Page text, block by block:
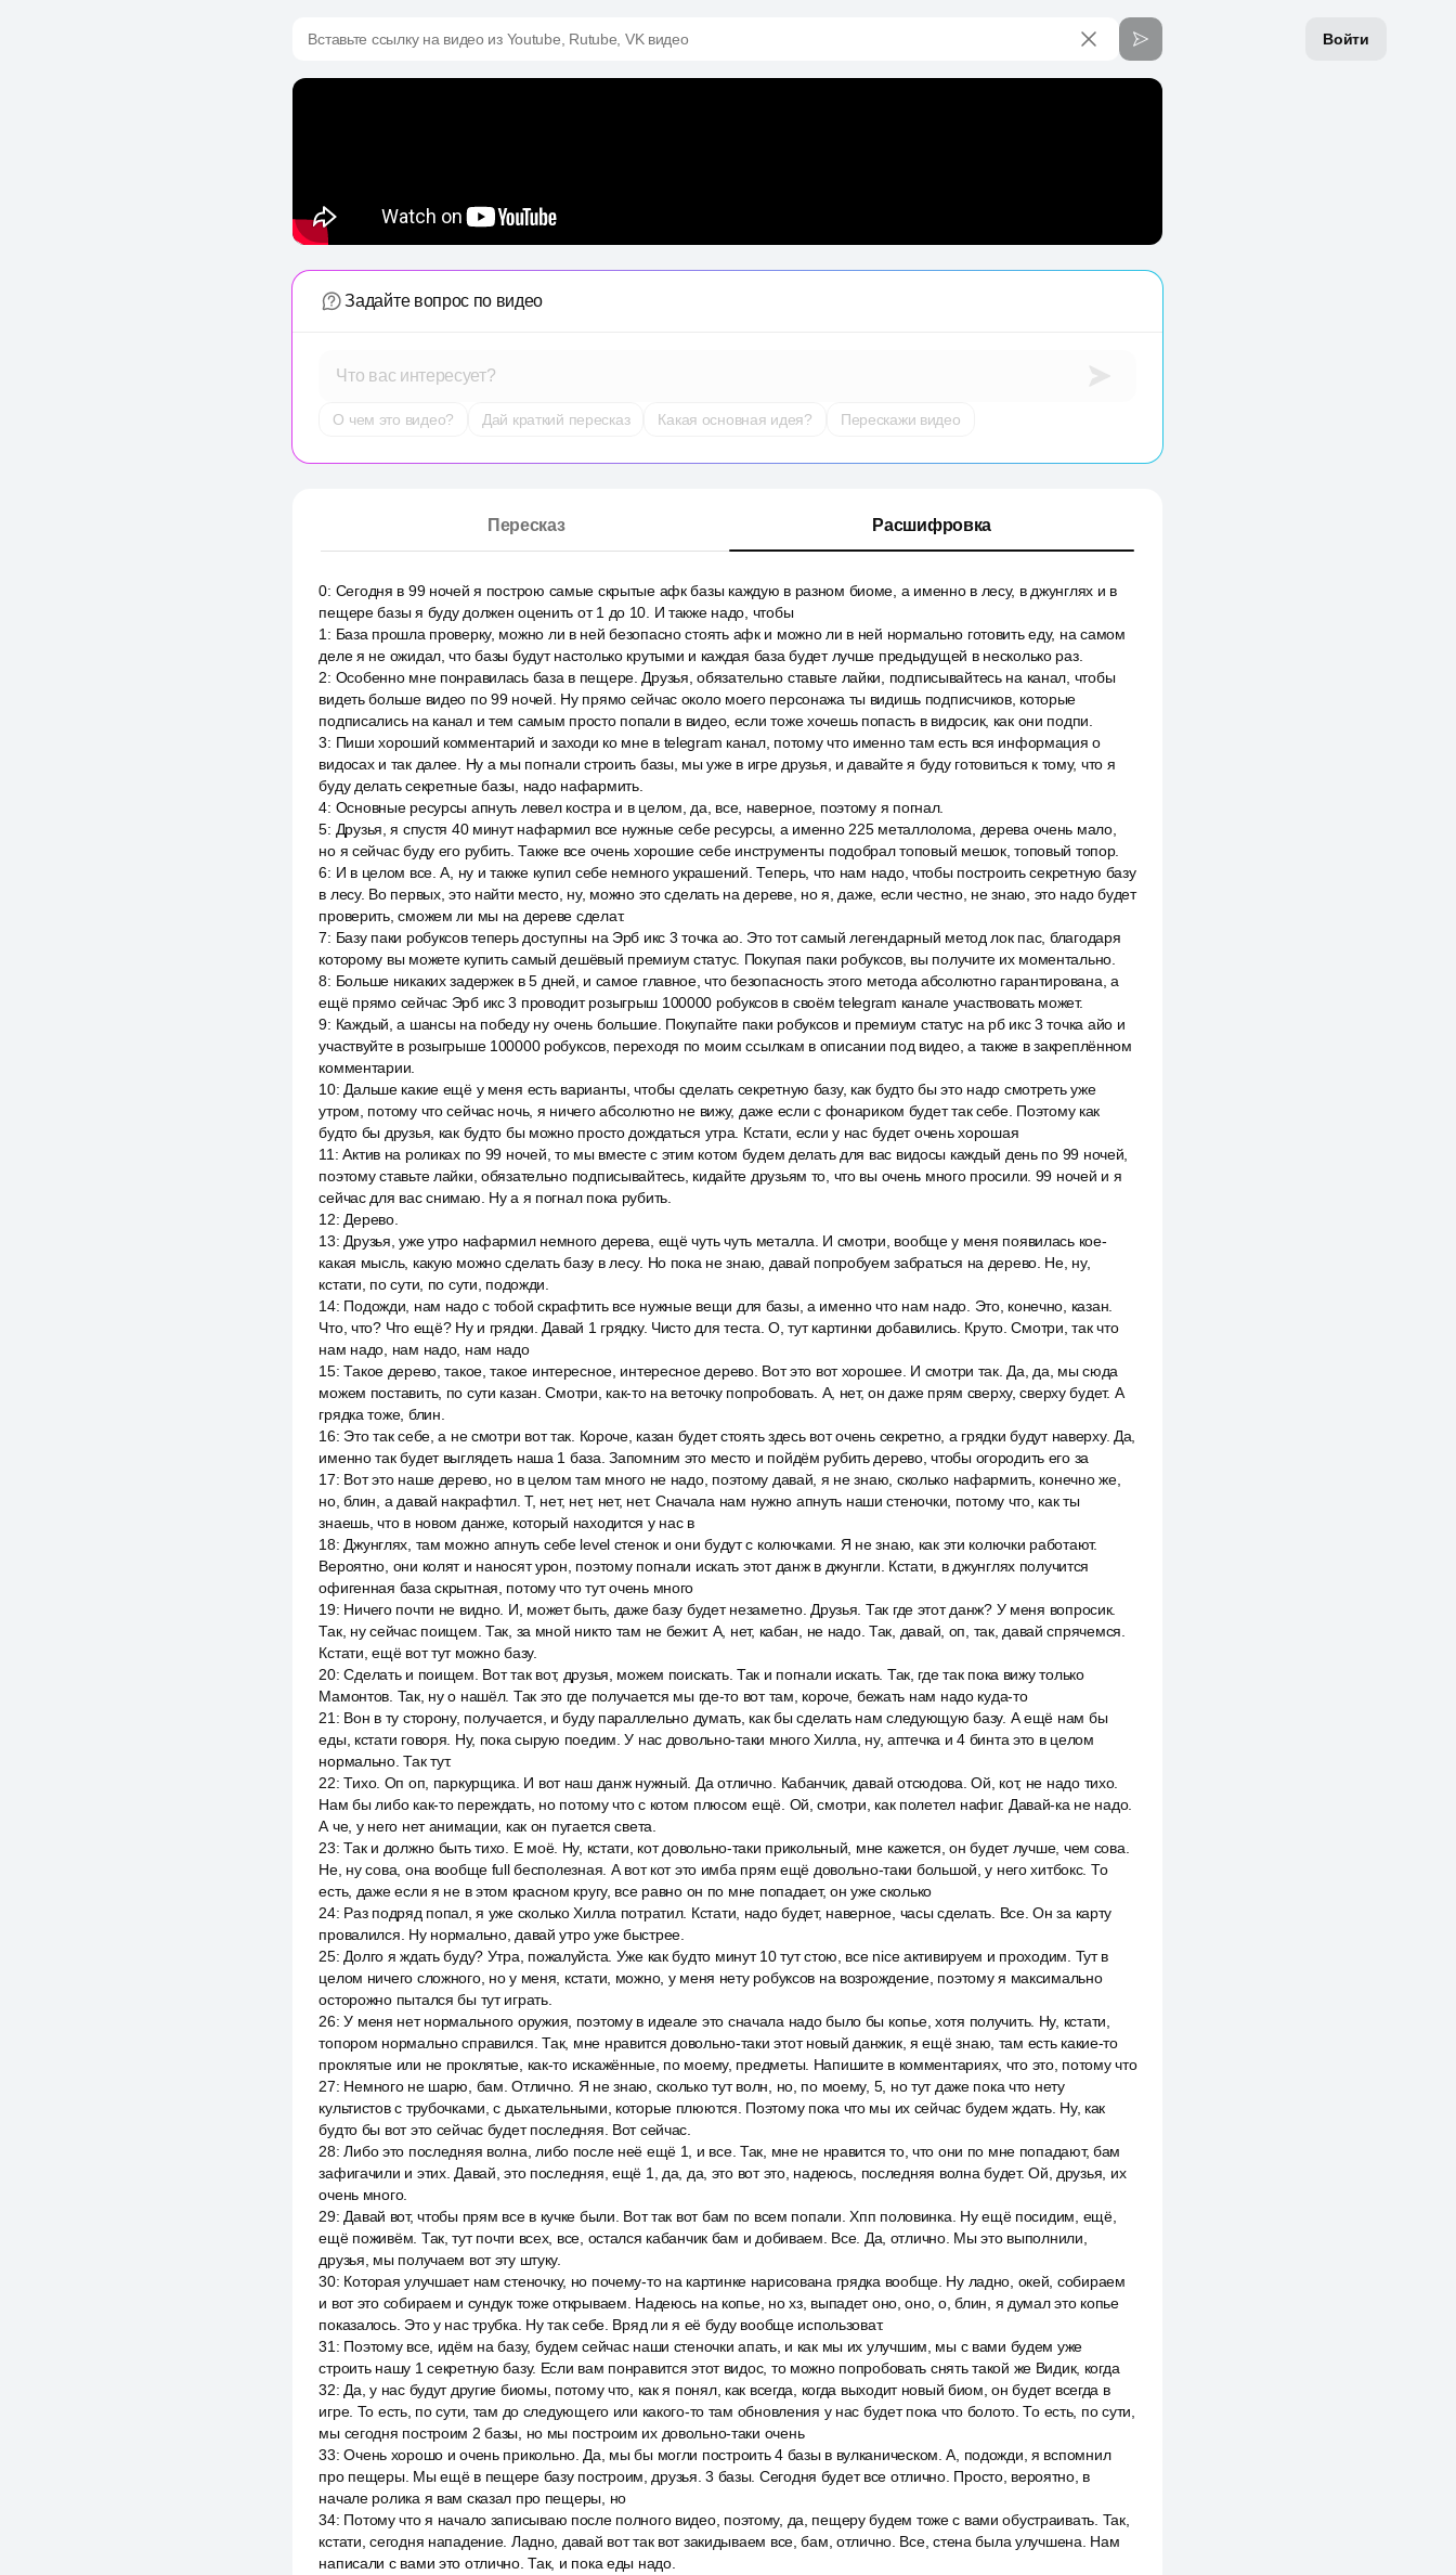
Войти
Вставьте ссылку на видео из Youtube, Rutube, VK видео
Задайте вопрос по видео
Что вас интересует?
О чем это видео? Дай краткий пересказ Какая основная идея? Перескажи видео
Пересказ Расшифровка
0: Сегодня в 99 ночей я построю самые скрытые афк базы каждую в разном биоме, а именно в лесу, в джунглях и в
пещере базы я буду должен оценить от 1 до 10. И также надо, чтобы
1 : База прошла проверку, можно ли в ней безопасно стоять афк и можно ли в ней нормально готовить еду, на самом
деле я не ожидал, что базы будут настолько крутыми и каждая база будет лучше предыдущей в несколько раз.
2: Особенно мне понравилась база в пещере. Друзья, обязательно ставьте лайки, подписывайтесь на канал, чтобы
видеть больше видео по 99 ночей. Ну прямо сейчас около моего персонажа ты видишь подписчиков, которые
подписались на канал и тем самым просто попали в видео, если тоже хочешь попасть в видосик, как они подпи.
3: Пиши хороший комментарий и заходи ко мне в telegram канал, потому что именно там есть вся информация о
видосах и так далее. Ну а мы погнали строить базы, мы уже в игре друзья, и давайте я буду готовиться к тому, что я
буду делать секретные базы, надо нафармить.
4: Основные ресурсы апнуть левел костра и в целом, да, все, наверное, поэтому я погнал.
5: Друзья, я спустя 40 минут нафармил все нужные себе ресурсы, а именно 225 металлолома, дерева очень мало,
но я сейчас буду его рубить. Также все очень хорошие себе инструменты подобрал топовый мешок, топовый топор.
6: И в целом все. А, ну и также купил себе немного украшений. Теперь, что нам надо, чтобы построить секретную базу
в лесу. Во первых, это найти место, ну, можно это сделать на дереве, но я, даже, если честно, не знаю, это надо будет
проверить, сможем ли мы на дереве сделат.
7: Базу паки робуксов теперь доступны на Эрб икс 3 точка ао. Это тот самый легендарный метод лок пас, благодаря
которому вы можете купить самый дешёвый премиум статус. Покупая паки робуксов, вы получите их моментально.
8: Больше никаких задержек в 5 дней, и самое главное, что безопасность этого метода абсолютно гарантирована, а
ещё прямо сейчас Эрб икс 3 проводит розыгрыш 100000 робуксов в своём telegram канале участвовать может.
9: Каждый, а шансы на победу ну очень большие. Покупайте паки робуксов и премиум статус на рб икс 3 точка айо и
участвуйте в розыгрыше 100000 робуксов, переходя по моим ссылкам в описании под видео, а также в закреплённом
комментарии.
10: Дальше какие ещё у меня есть варианты, чтобы сделать секретную базу, как будто бы это надо смотреть уже
утром, потому что сейчас ночь, я ничего абсолютно не вижу, даже если с фонариком будет так себе. Поэтому как
будто бы друзья, как будто бы можно просто дождаться утра. Кстати, если у нас будет очень хорошая
11 :Актив на роликах по 99 ночей, то мы вместе с этим котом будем делать для вас видосы каждый день по 99 ночей,
поэтому ставьте лайки, обязательно подписывайтесь, кидайте друзьям то, что вы очень много просили. 99 ночей и я
сейчас для вас снимаю. Ну а я погнал пока рубить.
12: Дерево.
13: Друзья, уже утро нафармил немного дерева, ещё чуть чуть металла. И смотри, вообще у меня появилась кое-
какая мысль, какую можно сделать базу в лесу. Но пока не знаю, давай попробуем забраться на дерево. Не, ну,
кстати, по сути, по сути, подожди.
14: Подожди, нам надо с тобой скрафтить все нужные вещи для базы, а именно что нам надо. Это, конечно, казан.
Что, что? Что ещё? Ну и грядки. Давай 1 грядку. Чисто для теста. О, тут картинки добавились. Круто. Смотри, так что
нам надо, нам надо, нам надо
15:Такое дерево, такое, такое интересное, интересное дерево. Вот это вот хорошее. И смотри так. Да, да, мы сюда
можем поставить, по сути казан. Смотри, как-то на веточку попробовать. А, нет, он даже прям сверху, сверху будет. А
грядка тоже, блин.
16: Это так себе, а не смотри вот так. Короче, казан будет стоять здесь вот очень секретно, а грядки будут наверху. Да,
именно так будет выглядеть наша 1 база. Запомним это место и пойдём рубить дерево, чтобы огородить его за
17: Вот это наше дерево, но в целом там много не надо, поэтому давай, я не знаю, сколько нафармить, конечно же,
но, блин, а давай накрафтил. Т, нет, нет, нет, нет. Сначала нам нужно апнуть наши стеночки, потому что, как ты
знаешь, что в новом данже, который находится у нас в
18: Джунглях, там можно апнуть себе level стенок и они будут с колючками. Я не знаю, как эти колючки работают.
Вероятно, они колят и наносят урон, поэтому погнали искать этот данж в джунгли. Кстати, в джунглях получится
офигенная база скрытная, потому что тут очень много
19: Ничего почти не видно. И, может быть, даже базу будет незаметно. Друзья. Так где этот данж? У меня вопросик.
Так, ну сейчас поищем. Так, за мной никто там не бежит. А, нет, кабан, не надо. Так, давай, оп, так, давай спрячемся.
Кстати, ещё вот тут можно базу.
20:Сделать и поищем. Вот так вот, друзья, можем поискать. Так и погнали искать. Так, где так пока вижу только
Мамонтов. Так, ну о нашёл. Так это где получается мы где-то вот там, короче, бежать нам надо куда-то
21 : Вон в ту сторону, получается, и буду параллельно думать, как бы сделать нам следующую базу. А ещё нам бы
еды, кстати говоря. Ну, пока сырую поедим. У нас довольно-таки много Хилла, ну, аптечка и 4 бинта это в целом
нормально. Так тут.
22:Тихо. Оп оп, паркурщика. И вот наш данж нужный. Да отлично. Кабанчик, давай отсюдова. Ой, кот, не надо тихо.
Нам бы либо как-то переждать, но потому что с котом плюсом ещё. Ой, смотри, как полетел нафиг. Давай-ка не надо.
А че, у него нет анимации, как он пугается света.
23:Так и должно быть тихо. Е моё. Ну, кстати, кот довольно-таки прикольный, мне кажется, он будет лучше, чем сова.
Не, ну сова, она вообще full бесполезная. А вот кот это имба прям ещё довольно-таки большой, у него хитбокс. То
есть, даже если я не в этом красном кругу, все равно он по мне попадает, он уже сколько
24: Раз подряд попал, я уже сколько Хилла потратил. Кстати, надо будет, наверное, часы сделать. Все. Он за карту
провалился. Ну нормально, давай утро уже быстрее.
25: Долго я ждать буду? Утра, пожалуйста. Уже как будто минут 10 тут стою, все nice активируем и проходим. Тут в
целом ничего сложного, но у меня, кстати, можно, у меня нету робуксов на возрождение, поэтому я максимально
осторожно пытался бы тут играть.
26:У меня нет нормального оружия, поэтому в идеале это сначала надо было бы копье, хотя получить. Ну, кстати,
топором нормально справился. Так, мне нравится довольно-таки этот новый данжик, я ещё знаю, там есть какие-то
проклятые или не проклятые, как-то искажённые, по моему, предметы. Напишите в комментариях, что это, потому что
27: Немного не шарю, бам. Отлично. Я не знаю, сколько тут волн, но, по моему, 5, но тут даже пока что нету
культистов с трубочками, с дыхательными, которые плюются. Поэтому пока что мы их сейчас будем ждать. Ну, как
будто бы вот это сейчас будет последняя. Вот сейчас.
28:Либо это последняя волна, либо после неё ещё 1, и все. Так, мне не нравится то, что они по мне попадают, бам
зафигачили и этих. Давай, это последняя, ещё 1, да, да, это вот это, надеюсь, последняя волна будет. Ой, друзья, их
очень много.
29: Давай вот, чтобы прям все в кучке были. Вот так вот бам по всем попали. Хпп половинка. Ну ещё посидим, ещё,
ещё поживём. Так, тут почти всех, все, остался кабанчик бам и добиваем. Все. Да, отлично. Мы это выполнили,
друзья, мы получаем вот эту штуку.
30: Которая улучшает нам стеночку, но почему-то на картинке нарисована грядка вообще. Ну ладно, окей, собираем
и вот это собираем и сундук тоже открываем. Надеюсь на копье, но хз, выпадет оно, оно, о, блин, я думал это копье
показалось. Это у нас трубка. Ну так себе. Вряд ли я её буду вообще использоват.
31 : Поэтому все, идём на базу, будем сейчас наши стеночки апать, и как мы их улучшим, мы с вами будем уже
строить нашу 1 секретную базу. Если вам понравится этот видос, то можно попробовать снять такой же Видик, когда
32: Да, у нас будут другие биомы, потому что, как я понял, как всегда, когда выходит новый биом, он будет всегда в
игре. То есть, по сути, там до следующего или какого-то там обновления у нас будет пока что болото. То есть, по сути,
мы сегодня построим 2 базы, но мы построим их довольно-таки очень
33:Очень хорошо и очень прикольно. Да, мы бы могли построить 4 базы в вулканическом. А, подожди, я вспомнил
про пещеры. Мы ещё в пещере базу построим, друзья. 3 базы. Сегодня будет все отлично. Просто, вероятно, в
начале ролика я вам сказал про пещеры, но
34: Потому что я начало записываю после полного видео, поэтому, да, пещеру будем тоже с вами обустраивать. Так,
кстати, сегодня нападение. Ладно, давай вот так вот закидываем все, бам, отлично. Все, стена была улучшена. Нам
написали с вами это отлично. Так, и пока еды надо.